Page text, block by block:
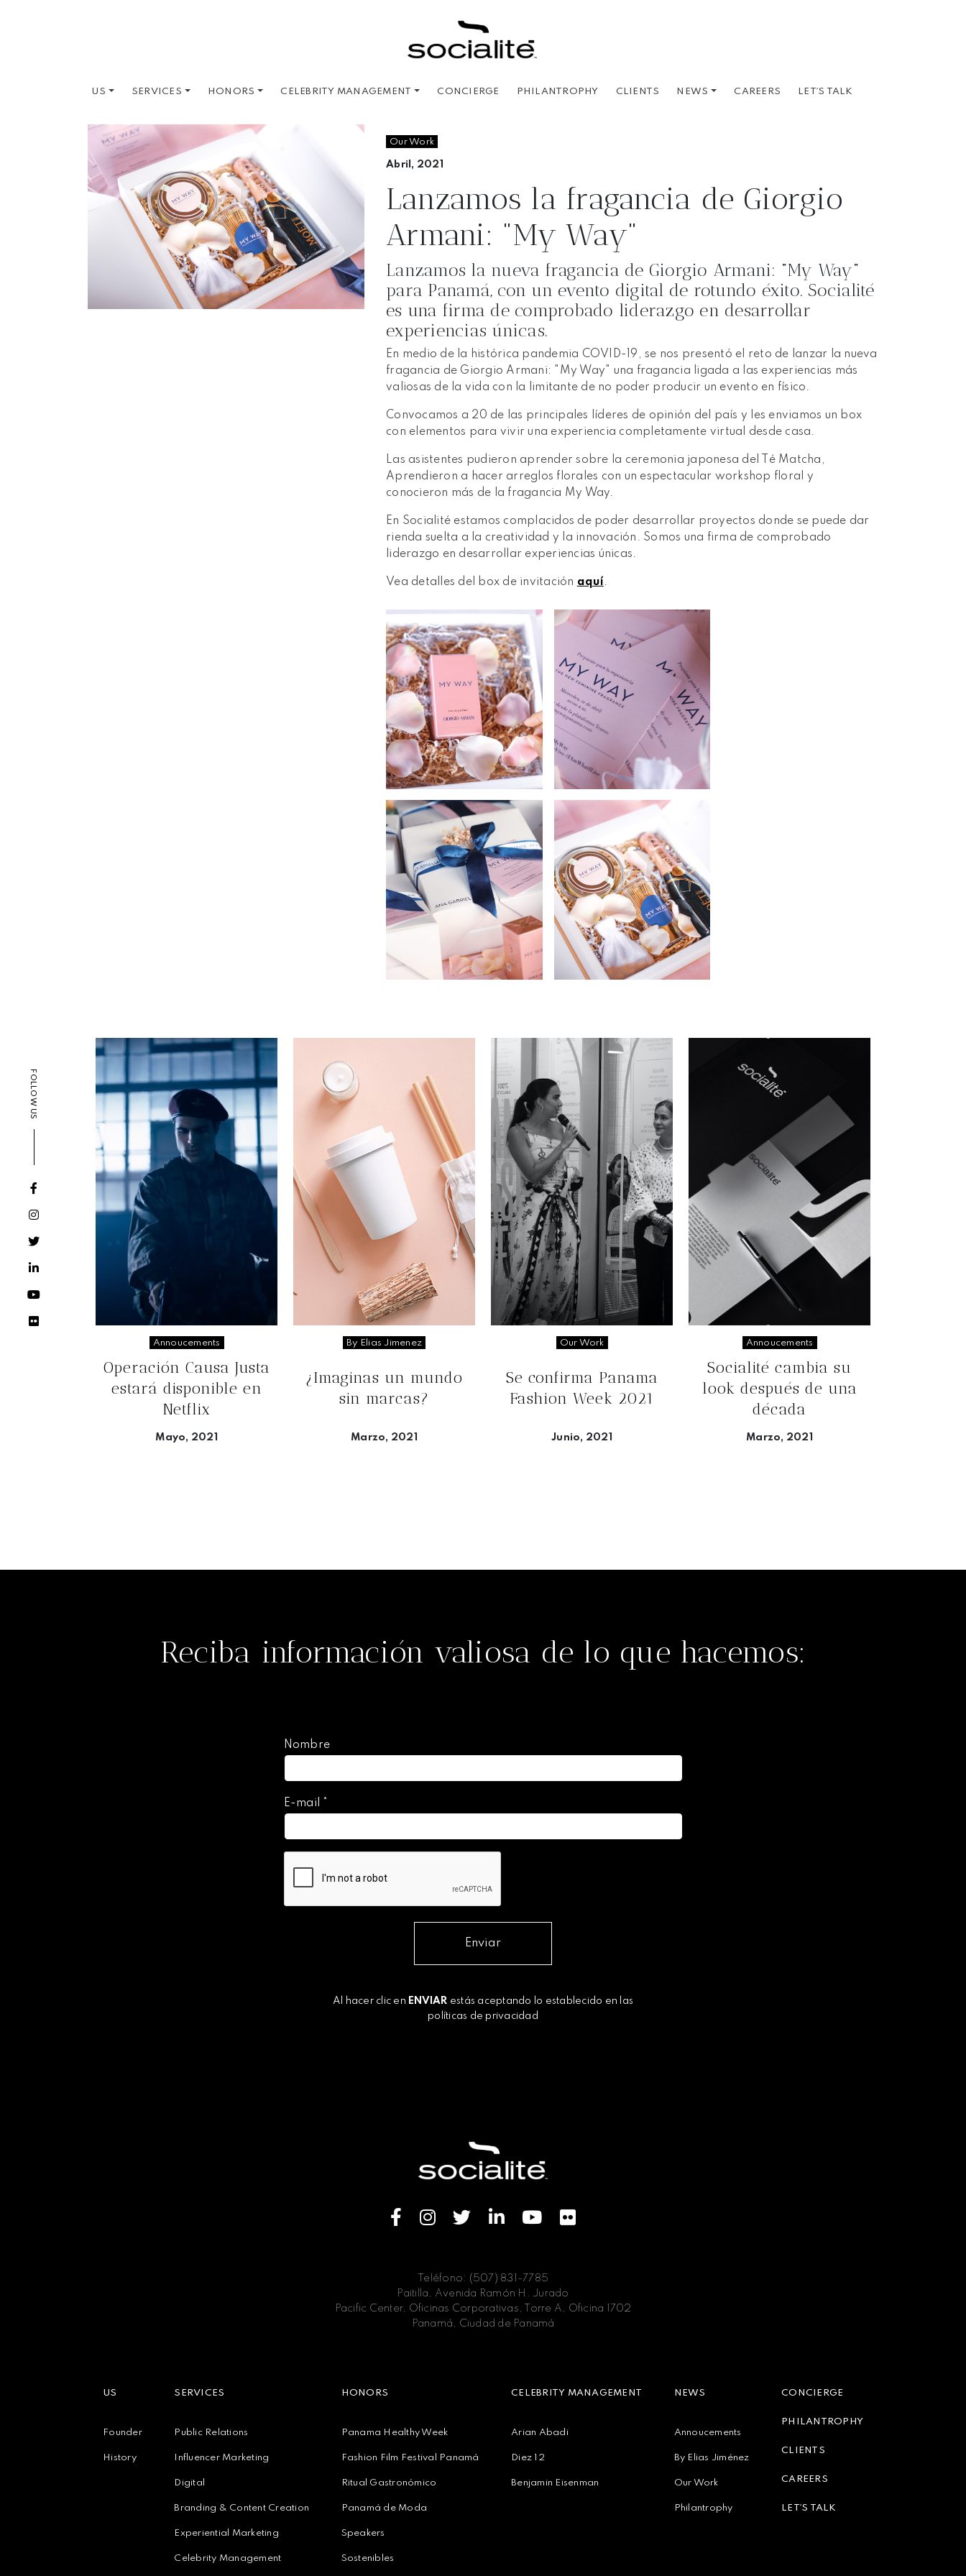
US SERVICES HONORS CELEBRITY MANAGEMENT CONCIERGE PHILANTROPHY CLIENTS NEWS CAREERS LET´S TALK
Our Work
Abril, 2021
Lanzamos la fragancia de Giorgio
Armani: "My Way"
Lanzamos la nueva fragancia de Giorgio Armani: "My Way"
para Panamá, con un evento digital de rotundo éxito. Socialité
es una firma de comprobado liderazgo en desarrollar
experiencias únicas.
En medio de la histórica pandemia COVID-19, se nos presentó el reto de lanzar la nueva
fragancia de Giorgio Armani: "My Way" una fragancia ligada a las experiencias más
valiosas de la vida con la limitante de no poder producir un evento en físico.
Convocamos a 20 de las principales líderes de opinión del país y les enviamos un box
con elementos para vivir una experiencia completamente virtual desde casa.
Las asistentes pudieron aprender sobre la ceremonia japonesa del Té Matcha,
Aprendieron a hacer arreglos florales con un espectacular workshop floral y
conocieron más de la fragancia My Way.
En Socialité estamos complacidos de poder desarrollar proyectos donde se puede dar
rienda suelta a la creatividad y la innovación. Somos una firma de comprobado
liderazgo en desarrollar experiencias únicas.
Vea detalles del box de invitación aquí.
Annoucements
Operación Causa Justa
estará disponible en
Netflix
Mayo, 2021
By Elias Jimenez
¿Imaginas un mundo
sin marcas?
Marzo, 2021
Our Work
Se confirma Panama
Fashion Week 2021
Junio, 2021
Annoucements
Socialité cambia su
look después de una
década
Marzo, 2021
Reciba información valiosa de lo que hacemos:
Nombre
E-mail *
Enviar
Al hacer clic en ENVIAR estás aceptando lo establecido en las
políticas de privacidad
Teléfono: (507) 831-7785
Paitilla, Avenida Ramón H. Jurado
Pacific Center, Oficinas Corporativas, Torre A, Oficina 1702
Panamá, Ciudad de Panamá
US
Founder
History
SERVICES
Public Relations
Influencer Marketing
Digital
Branding & Content Creation
Experiential Marketing
Celebrity Management
HONORS
Panama Healthy Week
Fashion Film Festival Panamá
Ritual Gastronómico
Panamá de Moda
Speakers
Sostenibles
CELEBRITY MANAGEMENT
Arian Abadi
Diez 12
Benjamin Eisenman
NEWS
Annoucements
By Elias Jiménez
Our Work
Philantrophy
CONCIERGE
PHILANTROPHY
CLIENTS
CAREERS
LET´S TALK
FOLLOW US